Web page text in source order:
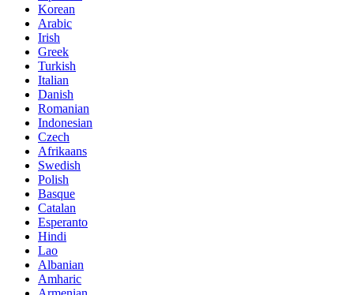
Korean
Arabic
Irish
Greek
Turkish
Italian
Danish
Romanian
Indonesian
Czech
Afrikaans
Swedish
Polish
Basque
Catalan
Esperanto
Hindi
Lao
Albanian
Amharic